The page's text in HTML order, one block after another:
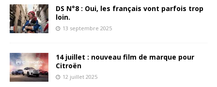
DS N°8 : Oui, les français vont parfois trop
loin.
13 septembre 2025
14 juillet : nouveau film de marque pour
Citroën
12 juillet 2025